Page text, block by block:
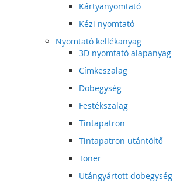
Kártyanyomtató
Kézi nyomtató
Nyomtató kellékanyag
3D nyomtató alapanyag
Címkeszalag
Dobegység
Festékszalag
Tintapatron
Tintapatron utántöltő
Toner
Utángyártott dobegység